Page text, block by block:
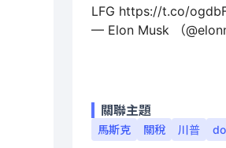
LFG https://t.co/
— Elon Musk （
關聯主題
馬斯克 關稅 川普